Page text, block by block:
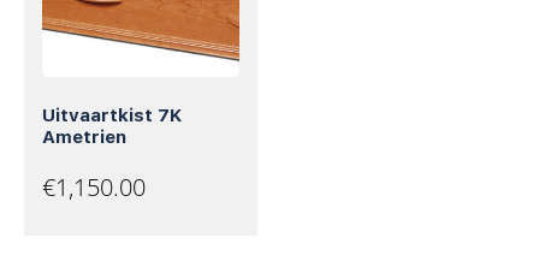
Uitvaartkist 7K
Ametrien
€1,150.00